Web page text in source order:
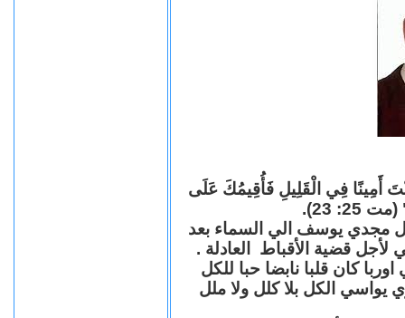
أَمِينًا فِي الْقَلِيلِ فَأُقِيمُكَ عَلَى
23).
مجدي يوسف الي السماء بعد
قضية الأقباط العادلة .
كان قلبا نابضا حبا للكل
يواسي الكل بلا كلل ولا ملل